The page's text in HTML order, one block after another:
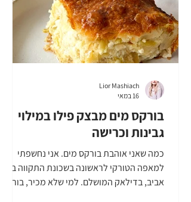
בורקס מים מבצק פילו במילוי
גבינות וכרישה
כמה שאני אוהבת בורקס מים. אני נחשפתי
למאפה הטורקי לראשונה בשכונת התקווה בתל
אביב, בדילאק המושלם. למי שלא מכיר, בורקס
Lior Mashiach
16 במאי